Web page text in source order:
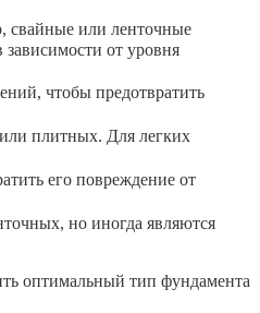
свайные или ленточные
от уровня
чтобы предотвратить
плитных. Для легких
его повреждение от
но иногда являются
оптимальный тип фундамента